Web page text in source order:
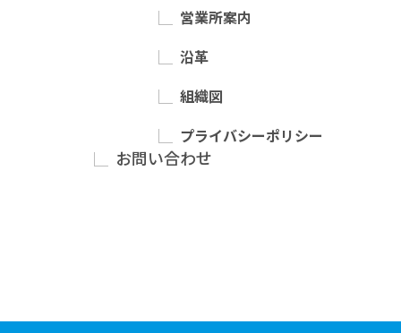
営業所案内
沿革
組織図
プライバシーポリシー
お問い合わせ